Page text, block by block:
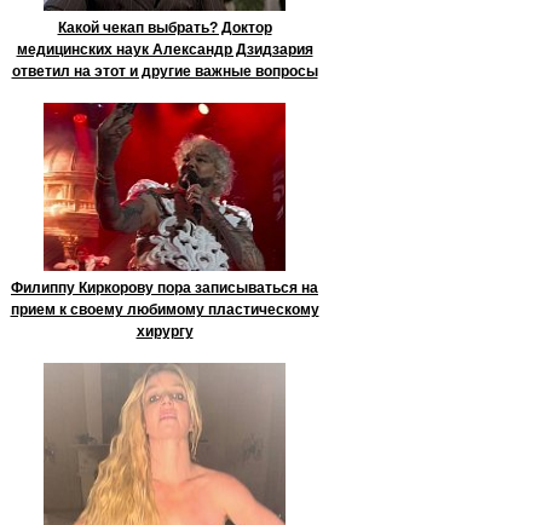
Какой чекап выбрать? Доктор
медицинских наук Александр Дзидзария
ответил на этот и другие важные вопросы
Филиппу Киркорову пора записываться на
прием к своему любимому пластическому
хирургу